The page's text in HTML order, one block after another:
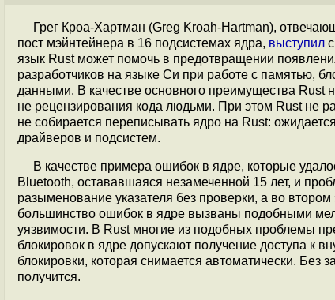
Грег Кроа-Хартман (Greg Kroah-Hartman),
пост мэйнтейнера в 16 подсистемах ядра, выступил
язык Rust может помочь в предотвращении
разработчиков на языке Си при работе с памятью,
данными. В качестве основного преимущества Rust
не рецензирования кода людьми. При этом Rust не
не собирается переписывать ядро на Rust:
драйверов и подсистем.
В качестве примера ошибок в ядре, которые
Bluetooth, остававшаяся незамеченной 15 лет, и
разыменование указателя без проверки, а во
большинство ошибок в ядре вызваны подобными
уязвимости. В Rust многие из подобных проблемы
блокировок в ядре допускают получение доступа к
блокировки, которая снимается автоматически. Без
получится.